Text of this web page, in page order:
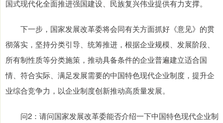
国式现代化全面推进强国建设、民族复兴伟业提供有力支撑。
下一步，国家发展改革委将会同有关方面抓好《意见》的贯
彻落实，坚持分类引导、统筹推进，根据企业规模、发展阶段、
所有制性质等分类施策，推动具备条件的企业普遍建立适合国
情、符合实际、满足发展需要的中国特色现代企业制度，提升企
业综合竞争力，以企业制度创新推动高质量发展。
问2：请问国家发展改革委能否介绍一下中国特色现代企业制